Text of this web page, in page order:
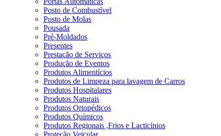
Posto de Combustível
Posto de Molas
Pousada
Pré-Moldados
Presentes
Prestação de Serviços
Produção de Eventos
Produtos Alimentícios
Produtos de Limpeza para lavagem de Carros
Produtos Hospitalares
Produtos Naturais
Produtos Ortopédicos
Produtos Químicos
Produtos Regionais ,Frios e Lacticínios
Proteção Veicular